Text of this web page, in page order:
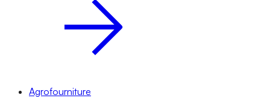
Agrofourniture